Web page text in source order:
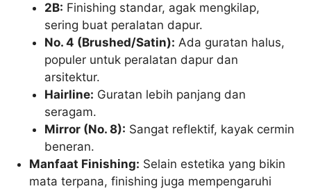
2B: Finishing standar, agak mengkilap,
sering buat peralatan dapur.
No. 4 (Brushed/Satin): Ada guratan halus,
populer untuk peralatan dapur dan
arsitektur.
Hairline: Guratan lebih panjang dan
seragam.
Mirror (No. 8): Sangat reflektif, kayak cermin
beneran.
Manfaat Finishing: Selain estetika yang bikin
mata terpana, finishing juga mempengaruhi